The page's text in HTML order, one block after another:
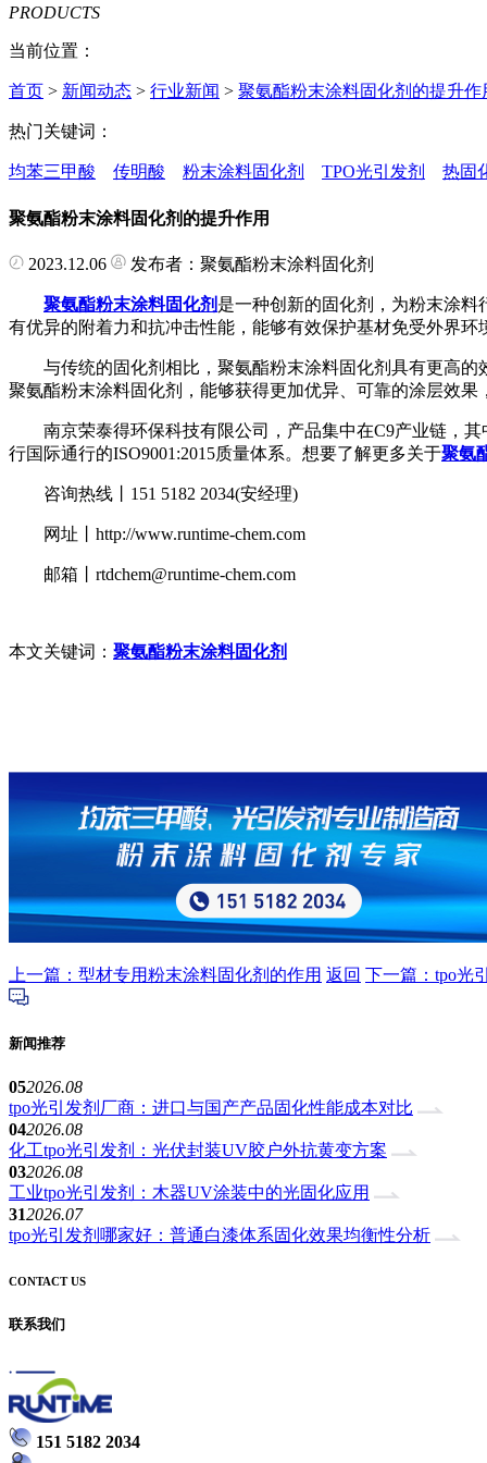
PRODUCTS
当前位置：
首页 > 新闻动态 > 行业新闻 > 聚氨酯粉末涂料固化剂的提升作
热门关键词：
均苯三甲酸 传明酸 粉末涂料固化剂 TPO光引发剂 热固
聚氨酯粉末涂料固化剂的提升作用
2023.12.06 发布者：聚氨酯粉末涂料固化剂
聚氨酯粉末涂料固化剂 是一种创新的固化剂，为粉末涂
有优异的附着力和抗冲击性能，能够有效保护基材免受外界环
与传统的固化剂相比，聚氨酯粉末涂料固化剂具有更高的
聚氨酯粉末涂料固化剂，能够获得更加优异、可靠的涂层效
南京荣泰得环保科技有限公司，产品集中在C9产业链，其
行国际通行的ISO9001:2015质量体系。想要了解更多关于聚氨
咨询热线丨151 5182 2034(安经理)
网址丨http://www.runtime-chem.com
邮箱丨rtdchem@runtime-chem.com
本文关键词： 聚氨酯粉末涂料固化剂
上一篇：型材专用粉末涂料固化剂的作用 返回 下一篇：tpo光
新闻推荐
052026.08
tpo光引发剂厂商：进口与国产产品固化性能成本对比
042026.08
化工tpo光引发剂：光伏封装UV胶户外抗黄变方案
032026.08
工业tpo光引发剂：木器UV涂装中的光固化应用
312026.07
tpo光引发剂哪家好：普通白漆体系固化效果均衡性分析
CONTACT US
联系我们
151 5182 2034